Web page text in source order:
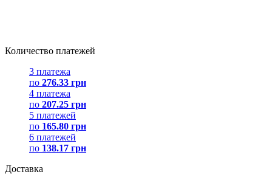
Количество платежей
3 платежа
по 276.33 грн
4 платежа
по 207.25 грн
5 платежей
по 165.80 грн
6 платежей
по 138.17 грн
Доставка